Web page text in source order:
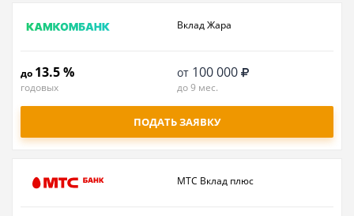
Вклад Жара
до 13.5 %
годовых
от 100 000
до 9 мес.
ПОДАТЬ ЗАЯВКУ
МТС Вклад плюс